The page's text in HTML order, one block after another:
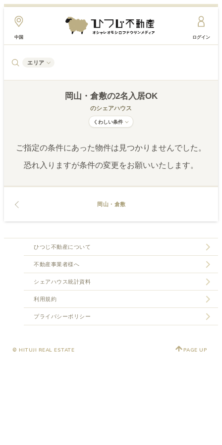
中国 ログイン
エリア
岡山・倉敷の2名入居OK
のシェアハウス
くわしい条件
ご指定の条件にあった物件は見つかりませんでした。
恐れ入りますが条件の変更をお願いいたします。
岡山・倉敷
ひつじ不動産について
不動産事業者様へ
シェアハウス統計資料
利用規約
プライバシーポリシー
© HITUJI REAL ESTATE PAGE UP